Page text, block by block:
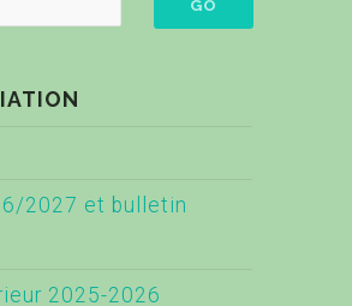
2027 et bulletin
2025-2026